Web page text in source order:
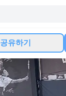
공유하기